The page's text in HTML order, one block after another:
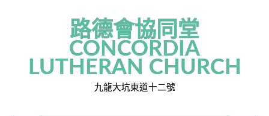
路德會協同堂
CONCORDIA
LUTHERAN CHURCH
九龍大坑東道十二號